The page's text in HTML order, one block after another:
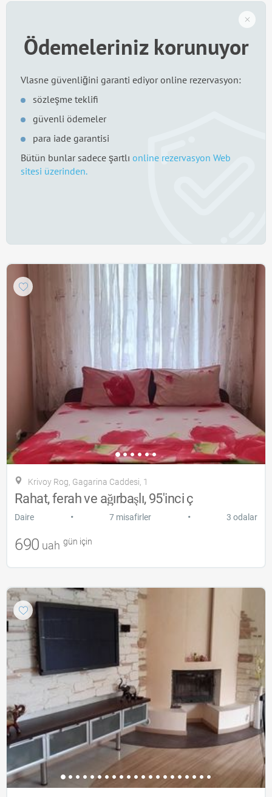
Ödemeleriniz korunuyor
Vlasne güvenliğini garanti ediyor online rezervasyon:
sözleşme teklifi
güvenli ödemeler
para iade garantisi
Bütün bunlar sadece şartlı online rezervasyon Web
sitesi üzerinden.
Krivoy Rog, Gagarina Caddesi, 1
Rahat, ferah ve ağırbaşlı, 95'inci ç
Daire • 7 misafirler • 3 odalar
690 uah gün için